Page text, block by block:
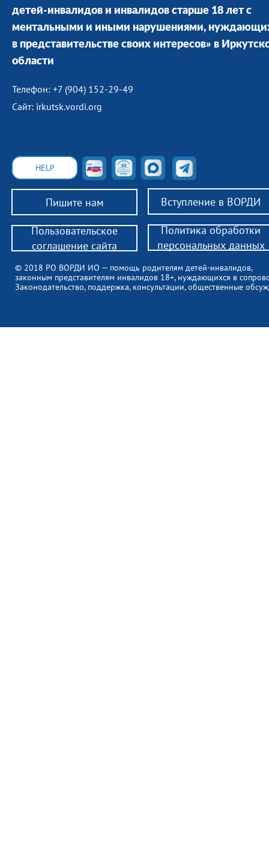
детей-инвалидов и инвалидов старше 18 лет с
ментальными и иными нарушениями,
в представительстве своих интересов» в
области
Телефон: +7 (904) 152-29-49
Сайт: irkutsk.vordi.org
Пишите нам Вступление в ВОРДИ
© 2018 РО ВОРДИ ИО — помощь родителям детей-инвалидов,
законным представителям инвалидов 18+, нуждающихся в
Законодательство, поддержка, консультации, общественные
HELP
Пользовательское
соглашение сайта
Политика обработки
персональных данных